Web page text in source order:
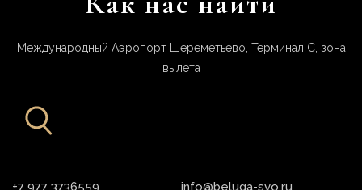
Международный Аэропорт Шереметьево, Терминал С, зона
вылета
+7 977 3736559 info@beluga-svo.ru